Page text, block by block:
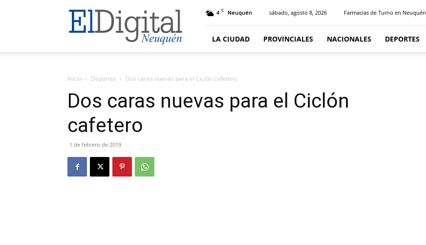
El
Digital
Neuquen
4 C Neuquén sábado, agosto 8, 2026 Farmacias de Turno en Neuquén
LA CIUDAD PROVINCIALES NACIONALES DEPORTES
Inicio Deportes Dos caras nuevas para el Ciclón cafetero
Dos caras nuevas para el Ciclón
cafetero
1 de febrero de 2019